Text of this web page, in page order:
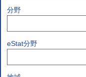
分野
eStat分野